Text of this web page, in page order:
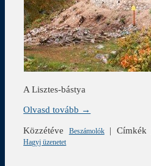
A Lisztes-bástya
Olvasd tovább →
Közzétéve
Beszámolók| Címkék
Hagyj üzenetet